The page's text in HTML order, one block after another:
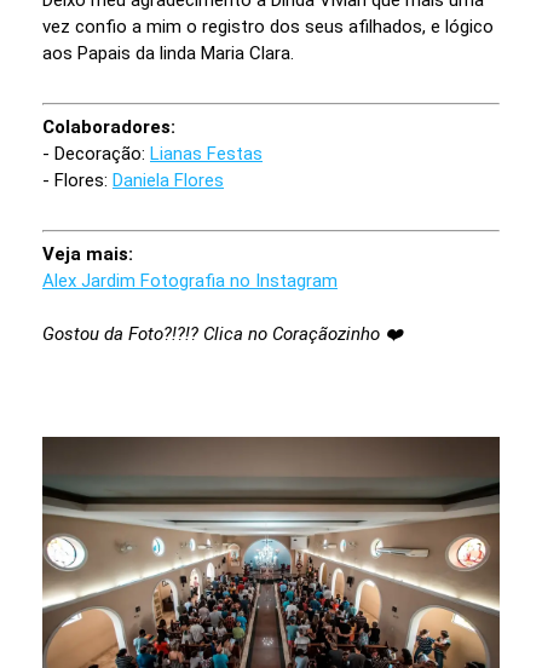
vez confio a mim o registro dos seus afilhados, e lógico
aos Papais da linda Maria Clara.
Colaboradores:
- Decoração: Lianas Festas
- Flores: Daniela Flores
Veja mais:
Alex Jardim Fotografia no Instagram
Gostou da Foto?!?!? Clica no Coraçãozinho ❤️